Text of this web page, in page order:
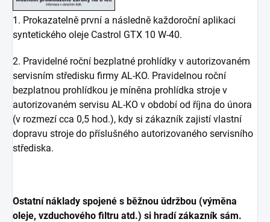
1. Prokazatelně první a následně každoroční aplikaci
syntetického oleje Castrol GTX 10 W-40.
2. Pravidelné roční bezplatné prohlídky v autorizovaném
servisním středisku firmy AL-KO. Pravidelnou roční
bezplatnou prohlídkou je míněna prohlídka stroje v
autorizovaném servisu AL-KO v období od října do února
(v rozmezí cca 0,5 hod.), kdy si zákazník zajistí vlastní
dopravu stroje do příslušného autorizovaného servisního
střediska.
Ostatní náklady spojené s běžnou údržbou (výměna
oleje, vzduchového filtru atd.) si hradí zákazník sám.